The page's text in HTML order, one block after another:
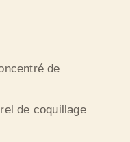
de
de coquillage